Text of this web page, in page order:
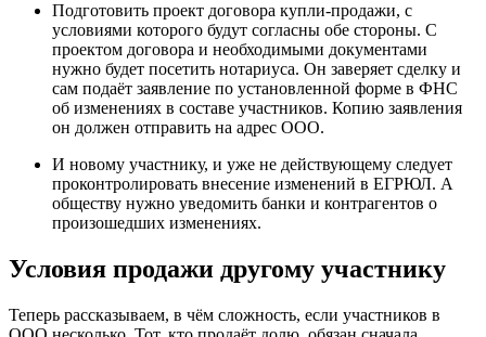
Подготовить проект договора купли-продажи, с
условиями которого будут согласны обе стороны. С
проектом договора и необходимыми документами
нужно будет посетить нотариуса. Он заверяет сделку и
сам подаёт заявление по установленной форме в ФНС
об изменениях в составе участников. Копию заявления
он должен отправить на адрес ООО.
И новому участнику, и уже не действующему следует
проконтролировать внесение изменений в ЕГРЮЛ. А
обществу нужно уведомить банки и контрагентов о
произошедших изменениях.
Условия продажи другому участнику
Теперь рассказываем, в чём сложность, если участников в